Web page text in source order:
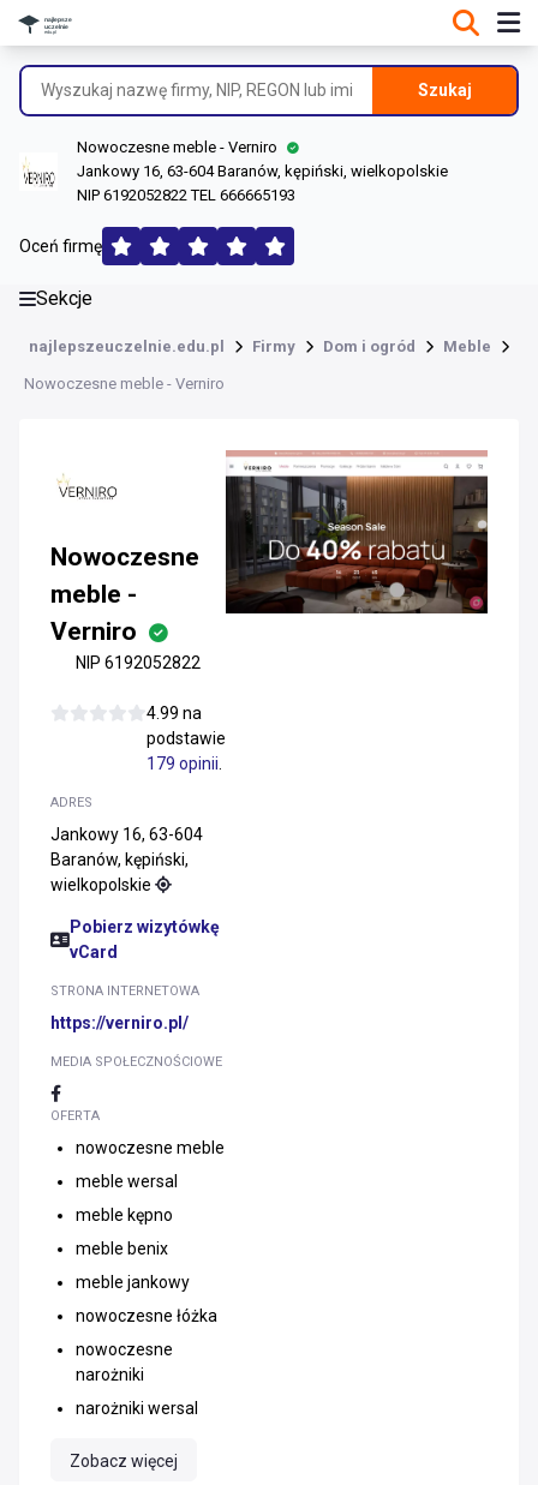
Szukaj
Nowoczesne meble - Verniro
Jankowy 16, 63-604 Baranów, kępiński, wielkopolskie
NIP 6192052822 TEL 666665193
Oceń firmę
Sekcje
najlepszeuczelnie.edu.pl Firmy Dom i ogród Meble
Nowoczesne meble - Verniro
Informacje o firmie
Dane rejestrowe
Lokalizacje
Opinie (179)
Nowoczesne
meble -
Verniro
NIP 6192052822
4.99 na
podstawie
179 opinii
ADRES
Jankowy 16, 63-604
Baranów, kępiński,
wielkopolskie
Pobierz wizytówkę
vCard
STRONA INTERNETOWA
https://verniro.pl/
MEDIA SPOŁECZNOŚCIOWE
OFERTA
nowoczesne meble
meble wersal
meble kępno
meble benix
meble jankowy
nowoczesne łóżka
nowoczesne
narożniki
narożniki wersal
Zobacz więcej